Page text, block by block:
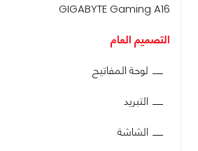
GIGABYTE Gaming A16
التصميم العام
لوحة المفاتيح
التبريد
الشاشة